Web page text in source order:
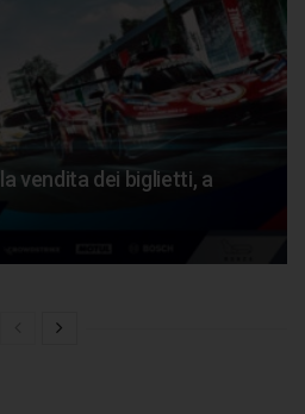
vendita dei biglietti, a